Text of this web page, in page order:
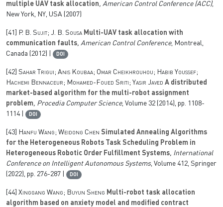
multiple UAV task allocation, American Control Conference (ACC),
New York, NY, USA (2007)
[41] P. B. Sujit; J. B. Sousa Multi-UAV task allocation with
communication faults, American Control Conference, Montreal,
Canada (2012) |
DOI
[42] Sahar Trigui; Anis Koubaa; Omar Cheikhrouhou; Habib Youssef;
Hachemi Bennaceur; Mohamed-Foued Sriti; Yasir Javed A distributed
market-based algorithm for the multi-robot assignment
problem, Procedia Computer Science, Volume 32 (2014), pp. 1108-
1114 |
DOI
[43] Hanfu Wang; Weidong Chen Simulated Annealing Algorithms
for the Heterogeneous Robots Task Scheduling Problem in
Heterogeneous Robotic Order Fulfillment Systems, International
Conference on Intelligent Autonomous Systems, Volume 412, Springer
(2022), pp. 276-287 |
DOI
[44] Xinggang Wang; Buyun Sheng Multi-robot task allocation
algorithm based on anxiety model and modified contract